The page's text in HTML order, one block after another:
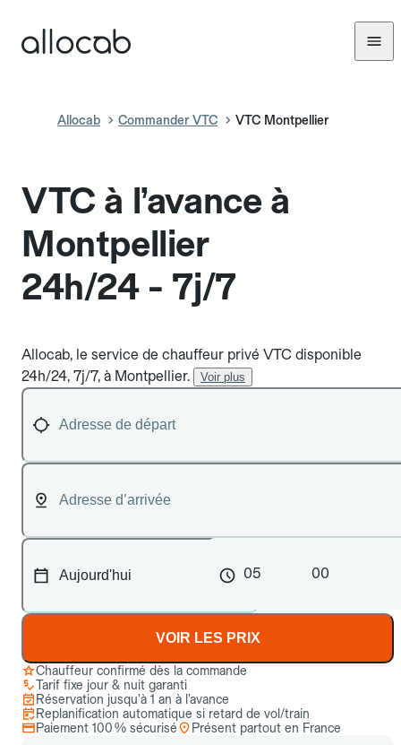
Allocab Commander VTC VTC Montpellier
VTC à l’avance à
Montpellier
24h/24 - 7j/7
Allocab, le service de chauffeur privé VTC disponible
24h/24, 7j/7, à Montpellier.
Voir plus
05 00
VOIR LES PRIX
Chauffeur confirmé dès la commande
Tarif fixe jour & nuit garanti
Réservation jusqu’à 1 an à l’avance
Replanification automatique si retard de vol/train
Paiement 100 % sécurisé
Présent partout en France